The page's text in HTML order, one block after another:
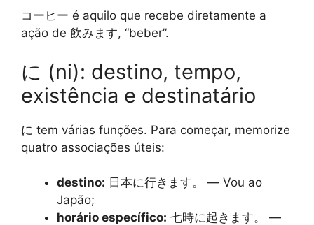
コーヒー é aquilo que recebe diretamente a
ação de 飲みます, “beber”.
に (ni): destino, tempo,
existência e destinatário
に tem várias funções. Para começar, memorize
quatro associações úteis:
destino: 日本に行きます。
— Vou ao
Japão;
horário específico: 七時に起きます。
—